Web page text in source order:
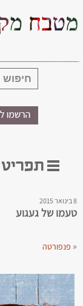
8 בינואר 2015
טעמו של געגוע
« פנפורטה